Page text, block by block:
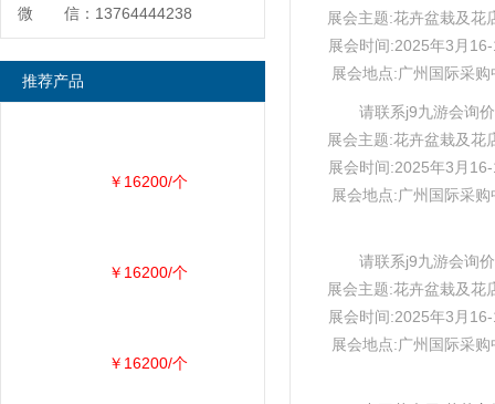
展会主题:花卉盆栽及花
展会时间:2025年3月
展会地点:广州国际采购
请联系j9九游会询价
展会主题:花卉盆栽及花
展会时间:2025年3月
展会地点:广州国际采购
请联系j9九游会询价
展会主题:花卉盆栽及花
展会时间:2025年3月
展会地点:广州国际采购
微 信：13764444238
推荐产品
￥16200/个
￥16200/个
￥16200/个